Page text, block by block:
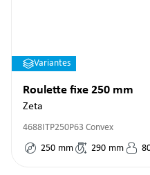
Variantes
Roulette fixe 250 mm
Zeta
4688ITP250P63 Convex
250 mm 290 mm